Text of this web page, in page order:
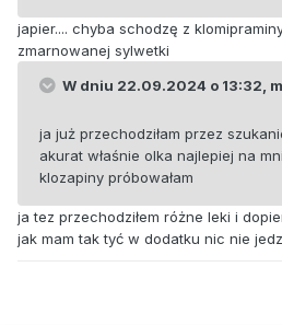
Też trzeba pamiętać, że z wiekiem
zwalnia, no i też niektóre choroby
bardziej predysponować do
jest zbyt szybki i trudny do
skonsultować się z lekarzem, który
innym preparatem o mniejszym
japier.... chyba schodzę z
zmarnowanej sylwetki
W dniu 22.09.2024 o 13:32,
ja już przechodziłam przez
akurat właśnie olka najlepiej na
klozapiny próbowałam
ja tez przechodziłem różne leki i
jak mam tak tyć w dodatku nic nie